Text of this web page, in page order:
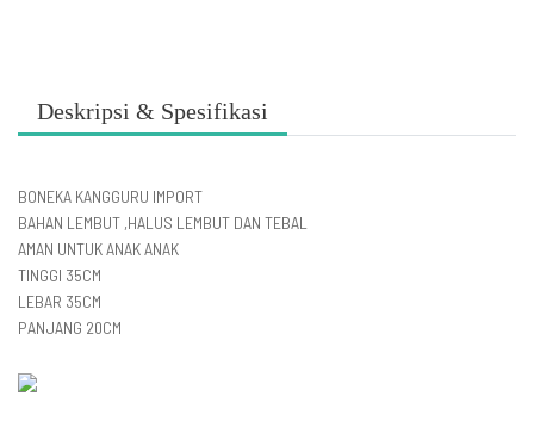
Deskripsi & Spesifikasi
BONEKA KANGGURU IMPORT
BAHAN LEMBUT ,HALUS LEMBUT DAN TEBAL
AMAN UNTUK ANAK ANAK
TINGGI 35CM
LEBAR 35CM
PANJANG 20CM